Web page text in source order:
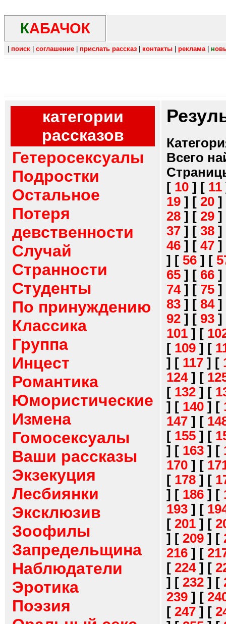
КАБАЧОК
поиск соглашение прислать рассказ контакты реклама| н
категории
рассказов
Гетеросексуалы
Подростки
Остальное
Потеря
девственности
Случай
Странности
Студенты
По принуждению
Классика
Группа
Инцест
Романтика
Юмористические
Измена
Гомосексуалы
Ваши рассказы
Экзекуция
Лесбиянки
Эксклюзив
Зоофилы
Запредельщина
Наблюдатели
Эротика
Поэзия
Всего
[ 10 ] [ 11
19 ] [ 20 ]
28 ] [ 29 ]
37 ] [ 38 ]
46 ] [ 47 ]
] [ 56 ] [
65 ] [ 66 ]
74] [ 75 ]
83 ] [ 84]
92 ] [ 93 ]
101 ] [
[ 109 ] [
] [ 117 ] [
124] [
[ 132 ] [
] [ 140 ] [
147 ] [
[ 155 ] [
] [ 163 ] [
170 ] [
[ 178 ] [
] [ 186 ] [
193 ] [
[ 201 ] [
] [ 209 ] [
216 ] [
[ 224] [
] [ 232 ] [
239 ] [
[ 247 ] [